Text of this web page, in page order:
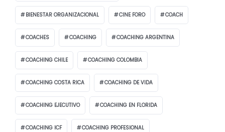
BIENESTAR ORGANIZACIONAL CINE FORO COACH
COACHES COACHING COACHING ARGENTINA
COACHING CHILE COACHING COLOMBIA
COACHING COSTA RICA COACHING DE VIDA
COACHING EJECUTIVO COACHING EN FLORIDA
COACHING ICF COACHING PROFESIONAL